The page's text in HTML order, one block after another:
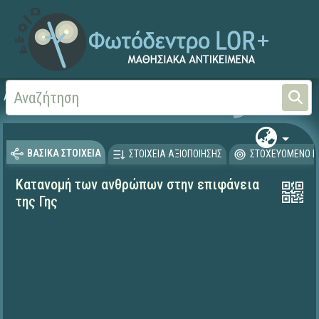
Αρχική Γεωγραφία-Γεωλογία
ΒΑΣΙΚΑ ΣΤΟΙΧΕΙΑ ΣΤΟΙΧΕΙΑ ΑΞΙΟΠΟΙΗΣΗΣ ΣΤΟΧΕΥΟΜΕΝΟ
Κατανομή των ανθρώπων στην επιφάνεια
της Γης